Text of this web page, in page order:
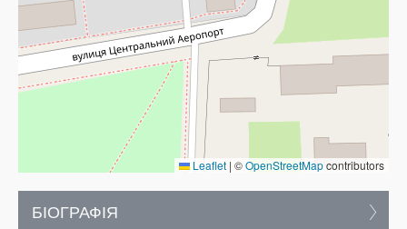
Leaflet | ©OpenStreetMapcontributors
БІОГРАФІЯ